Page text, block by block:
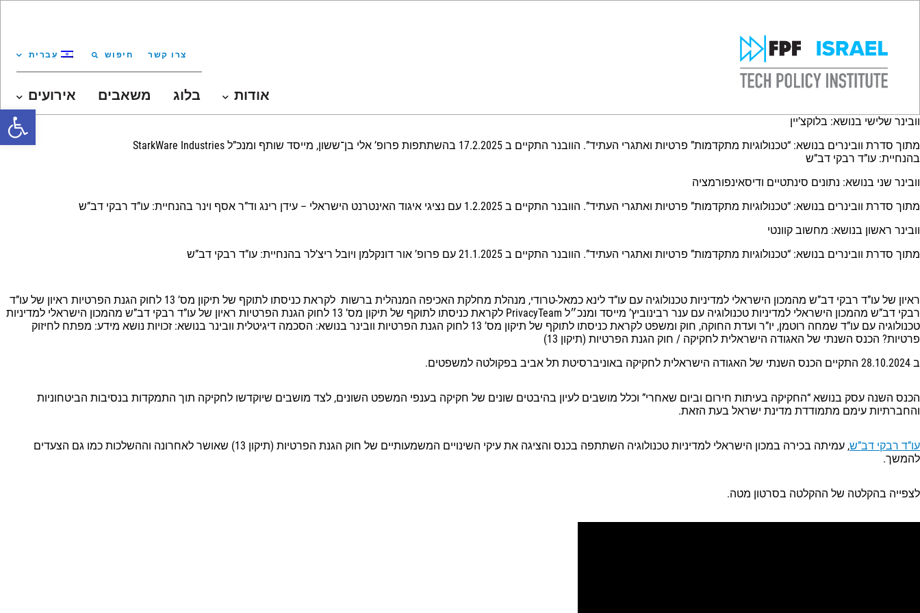
צרו קשר חיפוש עִברִית
אודות בלוג משאבים אירועים
וובינר שלישי בנושא: בלוקצ’יין
מתוך סדרת וובינרים בנושא: “טכנולוגיות מתקדמות” פרטיות ואתגרי העתיד”. הוובנר התקיים ב 17.2.2025 בהשתתפות פרופ’ אלי בן־ששון, מייסד שותף ומנכ”ל StarkWare Industries
בהנחיית: עו”ד רבקי דב”ש
וובינר שני בנושא: נתונים סינתטיים ודיסאינפורמציה
מתוך סדרת וובינרים בנושא: “טכנולוגיות מתקדמות” פרטיות ואתגרי העתיד”. הוובנר התקיים ב 1.2.2025 עם נציגי איגוד האינטרנט הישראלי – עידן רינג וד”ר אסף וינר בהנחיית: עו”ד רבקי דב”ש
וובינר ראשון בנושא: מחשוב קוונטי
מתוך סדרת וובינרים בנושא: “טכנולוגיות מתקדמות” פרטיות ואתגרי העתיד”. הוובנר התקיים ב 21.1.2025 עם פרופ’ אור דונקלמן ויובל ריצ’לר בהנחיית: עו”ד רבקי דב”ש
ראיון של עו”ד רבקי דב”ש מהמכון הישראלי למדיניות טכנולוגיה עם עו”ד לינא כמאל-טרודי, מנהלת מחלקת האכיפה המנהלית ברשות לקראת כניסתו לתוקף של תיקון מס’ 13 לחוק הגנת הפרטיות ראיון של עו”ד
רבקי דב”ש מהמכון הישראלי למדיניות טכנולוגיה עם ענר רבינוביץ’ מייסד ומנכ״ל PrivacyTeam לקראת כניסתו לתוקף של תיקון מס’ 13 לחוק הגנת הפרטיות ראיון של עו”ד רבקי דב”ש מהמכון הישראלי למדיניות
טכנולוגיה עם עו”ד שמחה רוטמן, יו”ר ועדת החוקה, חוק ומשפט לקראת כניסתו לתוקף של תיקון מס’ 13 לחוק הגנת הפרטיות וובינר בנושא: הסכמה דיגיטלית וובינר בנושא: זכויות נושא מידע: מפתח לחיזוק
פרטיות? הכנס השנתי של האגודה הישראלית לחקיקה / חוק הגנת הפרטיות (תיקון 13)
ב 28.10.2024 התקיים הכנס השנתי של האגודה הישראלית לחקיקה באוניברסיטת תל אביב בפקולטה למשפטים.
הכנס השנה עסק בנושא “החקיקה בעיתות חירום וביום שאחרי” וכלל מושבים לעיון בהיבטים שונים של חקיקה בענפי המשפט השונים, לצד מושבים שיוקדשו לחקיקה תוך התמקדות בנסיבות הביטחוניות
והחברתיות עימם מתמודדת מדינת ישראל בעת הזאת.
עו”ד רבקי דב”ש
, עמיתה בכירה במכון הישראלי למדיניות טכנולוגיה השתתפה בכנס והציגה את עיקי השינויים המשמעותיים של חוק הגנת הפרטיות (תיקון 13) שאושר לאחרונה וההשלכות כמו גם הצעדים
להמשך.
לצפייה בהקלטה של ההקלטה בסרטון מטה.